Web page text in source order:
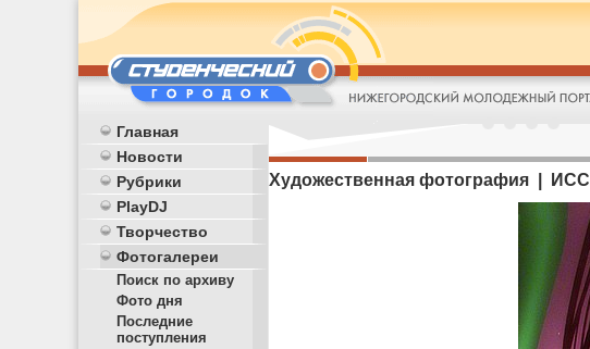
Главная
Новости
Рубрики
PlayDJ
Творчество
Фотогалереи
Поиск по архиву
Фото дня
Последние
поступления
Художественная фотография | ИСС